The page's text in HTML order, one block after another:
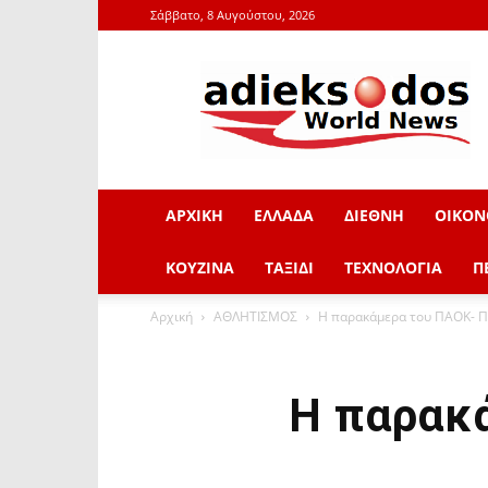
Σάββατο, 8 Αυγούστου, 2026
adieksodos.gr
ΑΡΧΙΚΗ ΕΛΛΑΔΑ ΔΙΕΘΝΗ
ΚΟΥΖΙΝΑ ΤΑΞΙΔΙ ΤΕΧΝΟΛΟΓΙΑ
Αρχική ΑΘΛΗΤΙΣΜΟΣ H παρακάμερα του ΠΑΟΚ-
H